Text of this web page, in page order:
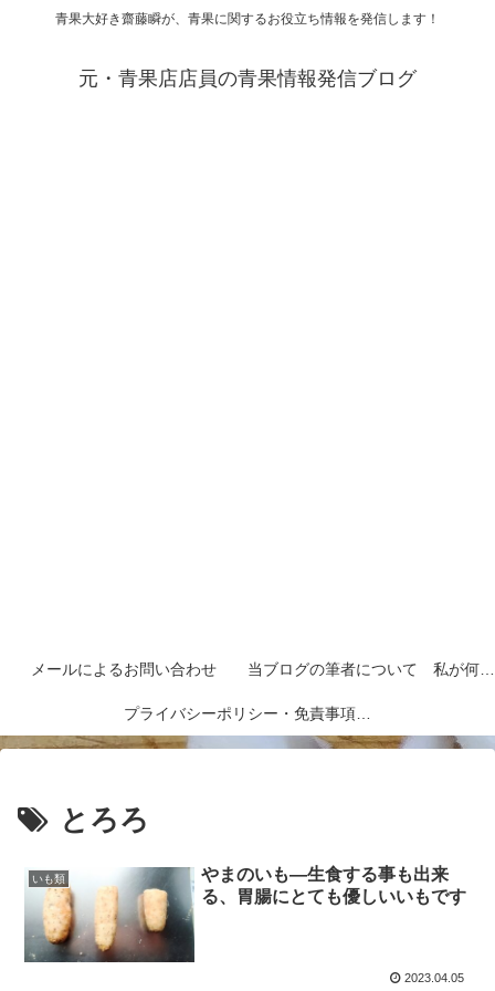
青果大好き齋藤瞬が、青果に関するお役立ち情報を発信します！
元・青果店店員の青果情報発信ブログ
メールによるお問い合わせ 当ブログの筆者について 私が何者なのかを紹介します
プライバシーポリシー・免責事項など
とろろ
いも類
やまのいも―生食する事も出来
る、胃腸にとても優しいいもです
2023.04.05